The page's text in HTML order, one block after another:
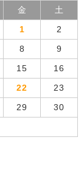
金 土
1 2
8 9
15 16
22 23
29 30